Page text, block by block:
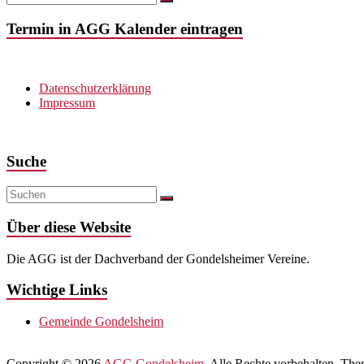
Termin in AGG Kalender eintragen
Datenschutzerklärung
Impressum
Suche
Über diese Website
Die AGG ist der Dachverband der Gondelsheimer Vereine.
Wichtige Links
Gemeinde Gondelsheim